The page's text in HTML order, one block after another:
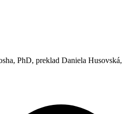
PhD, preklad Daniela Husovská,